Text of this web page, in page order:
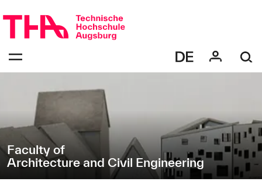
navigation
zur
Navigation
"Architecture
and
Engineering"
Faculty of
Architecture and Civil Engineering
bestätigen
Öffnen
Menüs